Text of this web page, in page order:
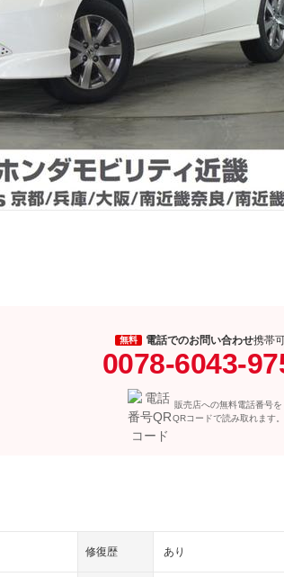
無料 電話でのお問い合わせ携帯
0078-6043-
販売店への無料電話番号を
QRコードで読み取れます。
修復歴 あり